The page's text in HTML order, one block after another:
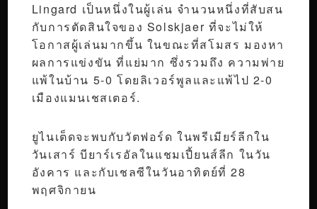
Lingard เป็นหนึ่งในผู้เล่น จำนวนหนึ่งที่สับสน
กับการตัดสินใจของ Solskjaer ที่จะไม่ให้
โอกาสผู้เล่นมากขึ้น ในขณะที่สโมสร มองหา
ผลการแข่งขัน ที่แย่มาก ซึ่งรวมถึง ความพ่าย
แพ้ในบ้าน 5-0 โดยลิเวอร์พูลและแพ้ไป 2-0
เมืองแมนเชสเตอร์.
ยูไนเต็ดจะพบกับวัตฟอร์ด ในพรีเมียร์ลีกใน
วันเสาร์ บียาร์เรอัลในแชมเปี้ยนส์ลีก ในวัน
อังคาร และกับเชลซีในวันอาทิตย์ที่ 28
พฤศจิกายน